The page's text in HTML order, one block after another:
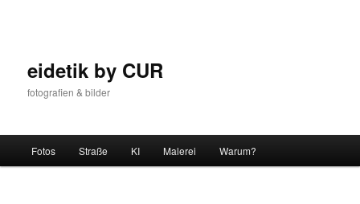
eidetik by CUR
fotografien & bilder
Fotos Straße KI Malerei Warum?